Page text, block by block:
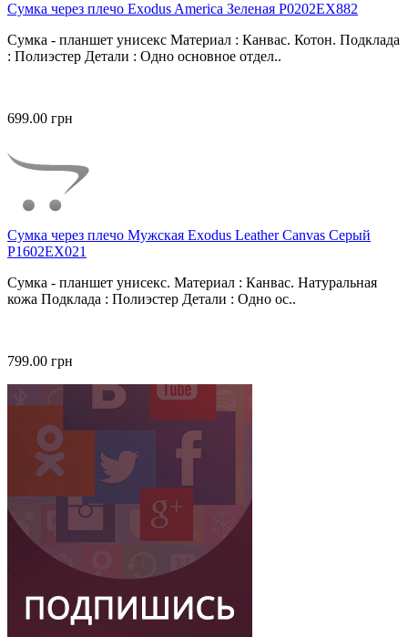
Сумка через плечо Exodus America Зеленая P0202EX882
Сумка - планшет унисекс Материал : Канвас. Котон. Подклада
: Полиэстер Детали : Одно основное отдел..
699.00 грн
Сумка через плечо Мужская Exodus Leather Canvas Серый
P1602EX021
Сумка - планшет унисекс. Материал : Канвас. Натуральная
кожа Подклада : Полиэстер Детали : Одно ос..
799.00 грн